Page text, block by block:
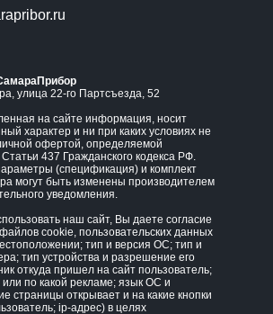
улица 22-го Партсъезда, 52
на сайте информация, носит
характер и ни при каких условиях не
офертой, определяемой
437 Гражданского кодекса РФ.
(спецификация) и комплект
могут быть изменены производителем
уведомления.
наш сайт, Вы даете согласие
cookie, пользовательских данных
тип и версия ОС; тип и
тип устройства и разрешение его
откуда пришел на сайт пользователь;
или по какой рекламе; язык ОС и
страницы открывает и на какие кнопки
ip-адрес) в целях